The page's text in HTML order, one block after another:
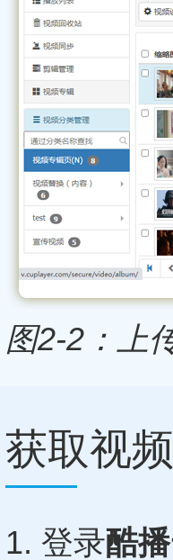
图2-2：上
获取视
1. 登录酷